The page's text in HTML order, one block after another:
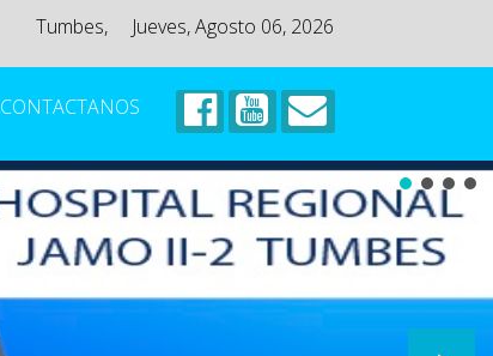
Tumbes, Jueves, Agosto 06, 2026
CONTACTANOS